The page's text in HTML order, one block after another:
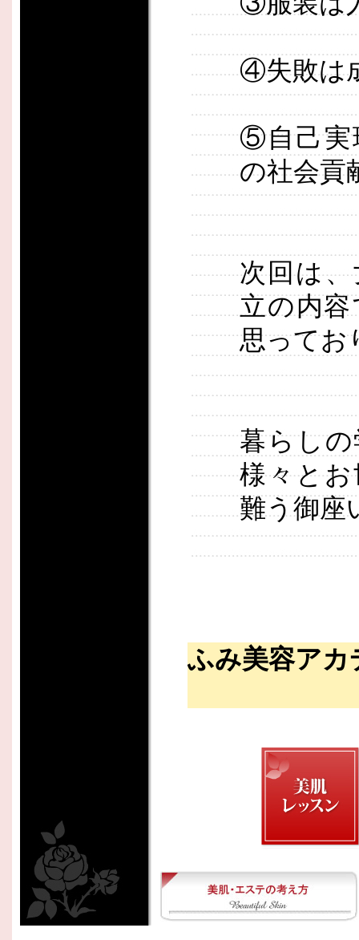
④失敗は
⑤自己実
の社会貢
次回は
立の内
思ってお
暮らし
様々と
難う御座
ふみ美容アカ